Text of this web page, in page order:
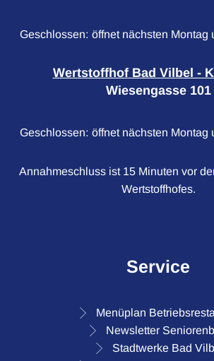
Klicken, um weitere Öffnungs- oder
Geschlossen: öffnet nächsten Montag
Wertstoffhof Bad Vilbel -
Wiesengasse 101
Klicken, um weitere Öffnungs- oder
Geschlossen: öffnet nächsten Montag
Annahmeschluss ist 15 Minuten vor
Wertstoffhofes.
Service
Menüplan
Newsletter
Stadtwerke Bad